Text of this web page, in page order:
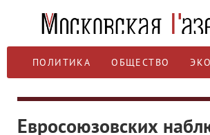
ПОЛИТИКА ОБЩЕСТВО
Евросоюзовских